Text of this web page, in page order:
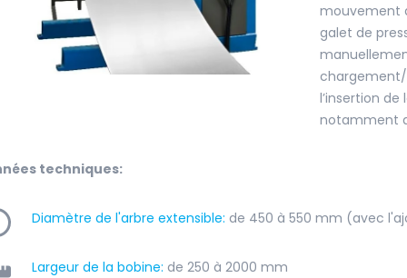
mouvement
galet de
l’insertion
notamment
techniques:
Diamètre de l'arbre extensible: de 450 à 550 mm (avec
Largeur de la bobine: de 250 à 2000 mm